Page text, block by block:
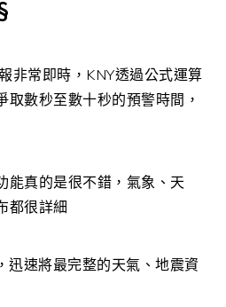
非常即時，KNY透過公式運算
取數秒至數十秒的預警時間，
能真的是很不錯，氣象、天
都很詳細
迅速將最完整的天氣、地震資